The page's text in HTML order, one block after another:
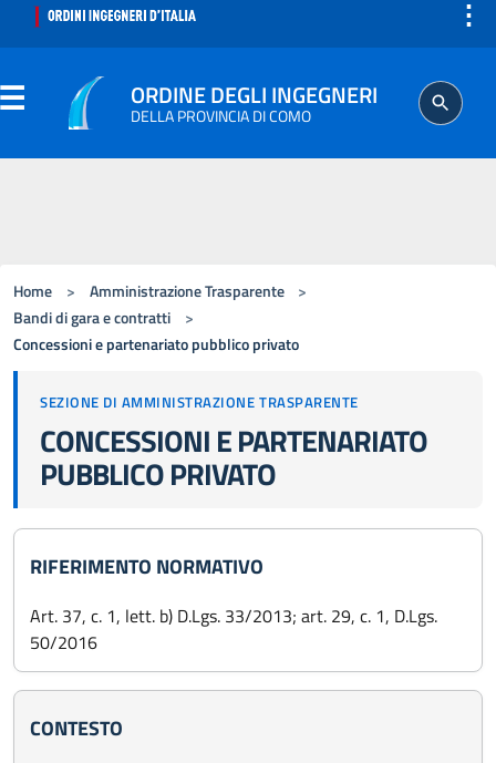
⋮
ORDINE DEGLI INGEGNERI
DELLA PROVINCIA DI COMO
ISCRITTO
AGGIORNAMENTO PROFESSIONALE
Home > Amministrazione Trasparente
>
Bandi di gara e contratti
>
Concessioni e partenariato pubblico privato
SEZIONE DI AMMINISTRAZIONE TRASPARENTE
CONCESSIONI E PARTENARIATO
PUBBLICO PRIVATO
RIFERIMENTO NORMATIVO
Art. 37, c. 1, lett. b) D.Lgs. 33/2013; art. 29, c. 1, D.Lgs.
50/2016
CONTESTO